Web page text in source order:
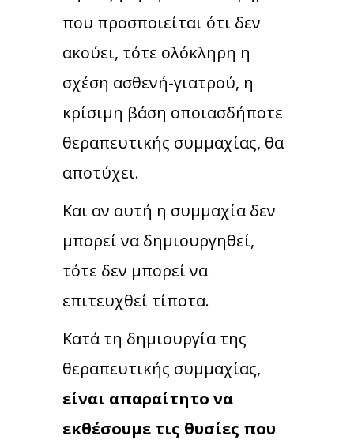
που προσποιείται ότι δεν
ακούει, τότε ολόκληρη η
σχέση ασθενή-γιατρού, η
κρίσιμη βάση οποιασδήποτε
θεραπευτικής συμμαχίας, θα
αποτύχει.
Και αν αυτή η συμμαχία δεν
μπορεί να δημιουργηθεί,
τότε δεν μπορεί να
επιτευχθεί τίποτα.
Κατά τη δημιουργία της
θεραπευτικής συμμαχίας,
είναι απαραίτητο να
εκθέσουμε τις θυσίες που